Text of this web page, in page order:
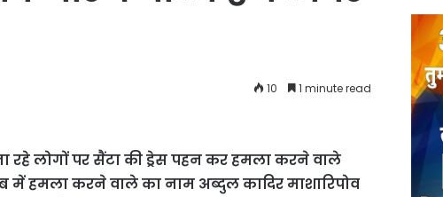
10 1 minute read
लोगों पर सैंटा की ड्रेस पहन कर हमला करने वाले
में हमला करने वाले का नाम अब्दुल कादिर माशारिपोव